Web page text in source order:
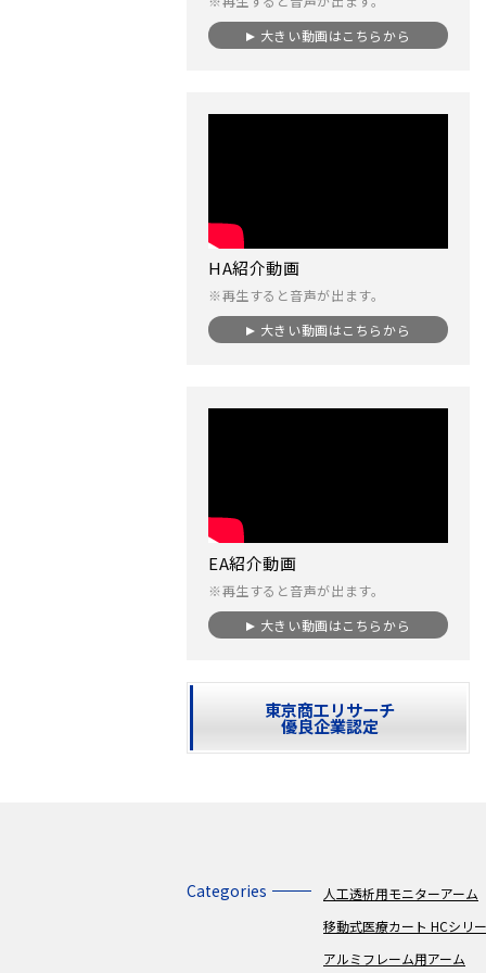
大きい動画はこちらから
HA紹介動画
※再生すると音声が出ます。
大きい動画はこちらから
EA紹介動画
※再生すると音声が出ます。
大きい動画はこちらから
東京商工リサーチ
優良企業認定
Categories
人工透析用モニターアーム
移動式医療カート HCシリ
アルミフレーム用アーム